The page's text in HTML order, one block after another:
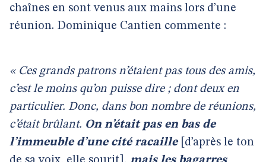
chaînes en sont venus aux mains lors d’une
réunion. Dominique Cantien commente :
« Ces grands patrons n’étaient pas tous des amis,
c’est le moins qu’on puisse dire ; dont deux en
particulier. Donc, dans bon nombre de réunions,
c’était brûlant. On n’était pas en bas de
l’immeuble d’une cité racaille [d’après le ton